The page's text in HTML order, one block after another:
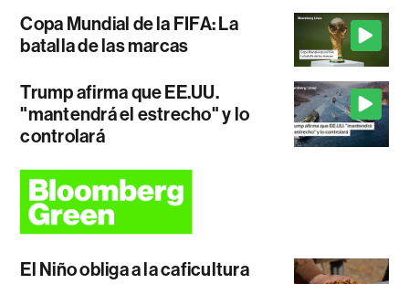
Copa Mundial de la FIFA: La
batalla de las marcas
Trump afirma que EE.UU.
"mantendrá el estrecho" y lo
controlará
El Niño obliga a la caficultura